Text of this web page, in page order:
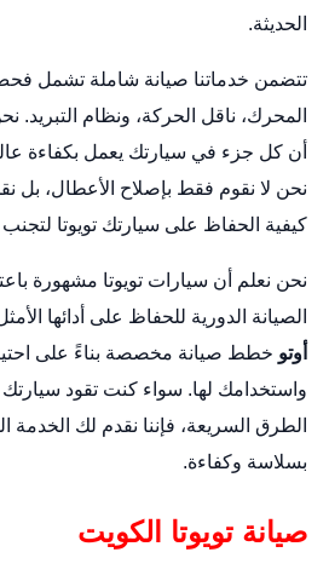
الحديثة.
تتضمن خدماتنا صيانة شاملة تشمل فحص
المحرك، ناقل الحركة، ونظام
أن كل جزء في سيارتك يعمل بكفاءة
نحن لا نقوم فقط بإصلاح الأعطال، بل
كيفية الحفاظ على سيارتك تويوتا
نحن نعلم أن سيارات تويوتا مشهورة
الصيانة الدورية للحفاظ على أدائها
أوتو خطط صيانة مخصصة بناءً على
واستخدامك لها. سواء كنت تقود سيارتك
الطرق السريعة، فإننا نقدم لك الخدمة
بسلاسة وكفاءة.
صيانة تويوتا الكويت